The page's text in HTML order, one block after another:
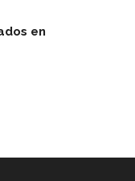
en